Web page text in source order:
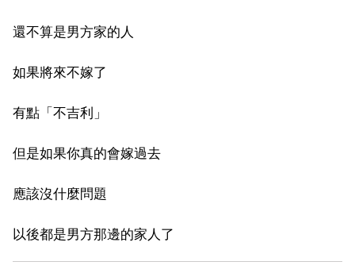
還不算是男方家的人
如果將來不嫁了
有點「不吉利」
但是如果你真的會嫁過去
應該沒什麼問題
以後都是男方那邊的家人了